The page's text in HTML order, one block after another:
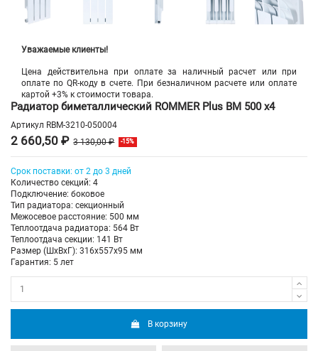
Уважаемые клиенты!
Цена действительна при оплате за наличный расчет или при
оплате по QR-коду в счете. При безналичном расчете или оплате
картой +3% к стоимости товара.
Радиатор биметаллический ROMMER Plus BM 500 х4
Артикул RBM-3210-050004
2 660,50 ₽ 3 130,00 ₽ -15%
Срок поставки: от 2 до 3 дней
Количество секций: 4
Подключение: боковое
Тип радиатора: секционный
Межосевое расстояние: 500 мм
Теплоотдача радиатора: 564 Вт
Теплоотдача секции: 141 Вт
Размер (ШхВхГ): 316х557х95 мм
Гарантия: 5 лет
В корзину